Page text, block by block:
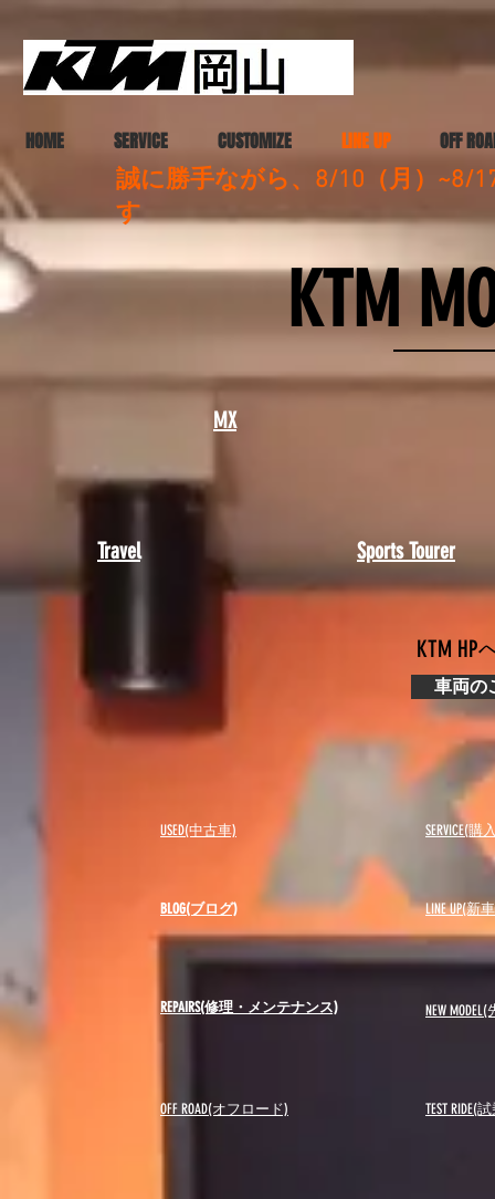
HOME SERVICE CUSTOMIZE LINE UP OFF
誠に勝手ながら、8/10（月）~8/
す
KTM
​MX
​Travel ​Sports Tourer
KTM
車両の
USED(中古車)
BLOG(ブログ)
SERVICE(
LINE UP(新
REPAIRS(修理・メンテナンス) NEW MODEL(
OFF ROAD(オフロード) ​TEST RIDE(